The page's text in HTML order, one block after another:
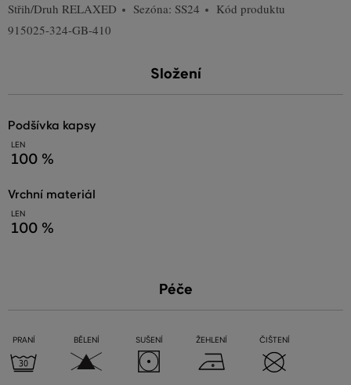
Střih/Druh RELAXED Sezóna: SS24
Kód produktu
915025-324-GB-410
Složení
podšívka kapsy
LEN
100 %
vrchní materiál
LEN
100 %
Péče
PRANÍ BĚLENÍ SUŠENÍ ŽEHLENÍ ČIŠTENÍ